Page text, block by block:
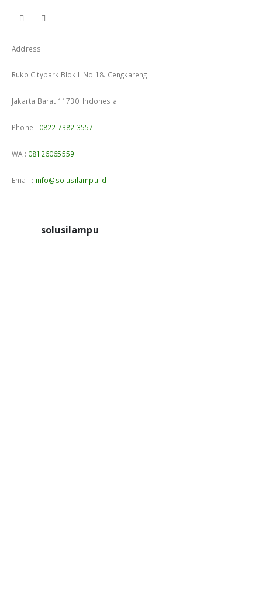
Address
Ruko Citypark Blok L No 18. Cengkareng
Jakarta Barat 11730. Indonesia
Phone : 0822 7382 3557
WA : 08126065559
Email : info@solusilampu.id
solusilampu